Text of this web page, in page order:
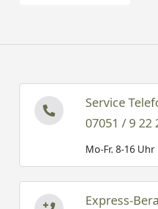
Service
07051 / 9 22
Mo-Fr. 8-16 Uhr
Express-